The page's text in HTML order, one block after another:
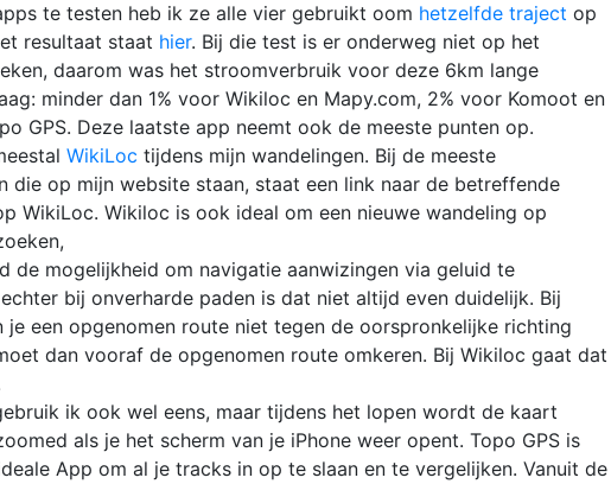
te testen heb ik ze alle vier gebruikt oom hetzelfde traject op
resultaat staat hier. Bij die test is er onderweg niet op het
daarom was het stroomverbruik voor deze 6km lange
minder dan 1% voor Wikiloc en Mapy.com, 2% voor Komoot en
GPS. Deze laatste app neemt ook de meeste punten op.
WikiLoc tijdens mijn wandelingen. Bij de meeste
die op mijn website staan, staat een link naar de betreffende
WikiLoc. Wikiloc is ook ideal om een nieuwe wandeling op
de mogelijkheid om navigatie aanwizingen via geluid te
bij onverharde paden is dat niet altijd even duidelijk. Bij
je een opgenomen route niet tegen de oorspronkelijke richting
dan vooraf de opgenomen route omkeren. Bij Wikiloc gaat dat
ik ook wel eens, maar tijdens het lopen wordt de kaart
als je het scherm van je iPhone weer opent. Topo GPS is
App om al je tracks in op te slaan en te vergelijken. Vanuit de